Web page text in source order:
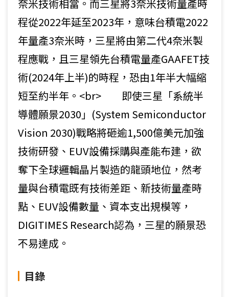
奈米技術相當。而三星將3奈米技術量產時
程從2022年延至2023年，意味台積電2022
年量產3奈米時，三星將由第二代4奈米製
程應戰，且三星領先台積電量產GAAFET技
術(2024年上半)的時程，恐由1年半大幅縮
短至約半年。<br> 即使三星「系統半
導體願景2030」(System Semiconductor
Vision 2030)戰略將砸逾1,500億美元加強
技術研發、EUV設備採購與產能布建，欲
奪下全球邏輯晶片製造的龍頭地位，然考
量與台積電既有技術差距、新技術量產時
點、EUV設備數量、資本支出規模等，
DIGITIMES Research認為，三星的願景恐
不易達成。
目錄